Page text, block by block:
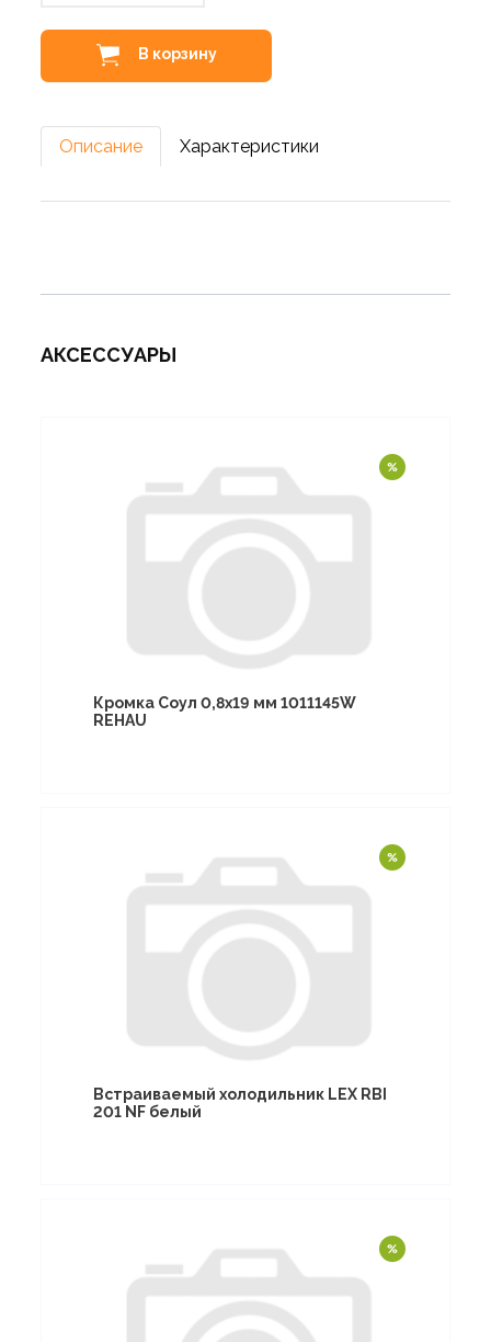
В корзину
Описание Характеристики
АКСЕССУАРЫ
Кромка Соул 0,8х19 мм 1011145W
REHAU
Встраиваемый холодильник LEX RBI
201 NF белый